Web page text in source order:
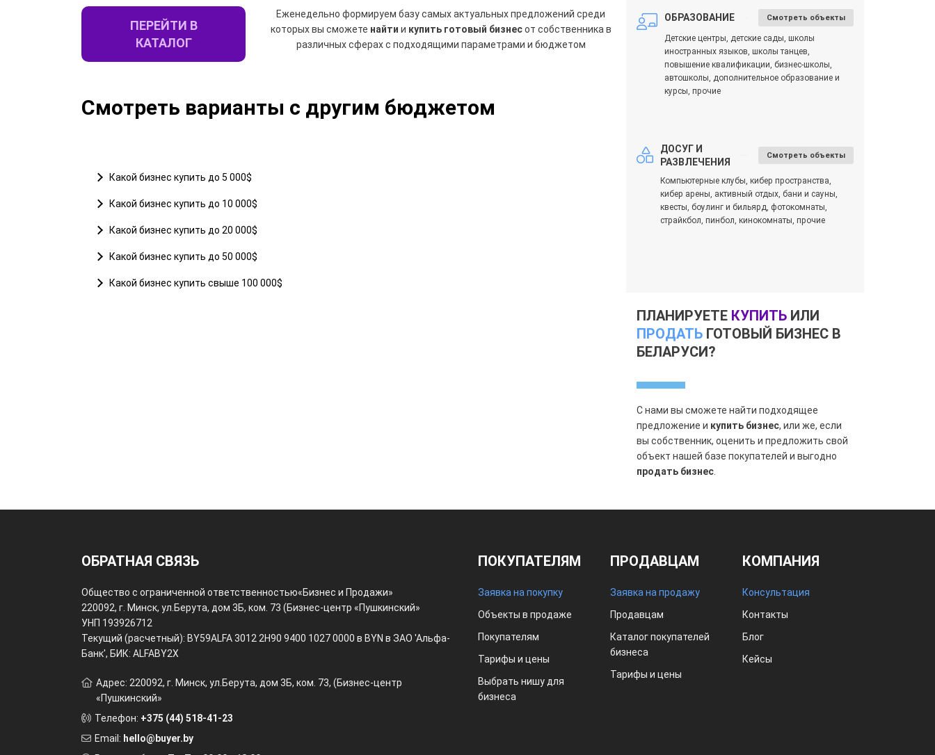
ОБРАЗОВАНИЕ Смотреть объекты
Детские центры, детские сады, школы
иностранных языков, школы танцев,
повышение квалификации, бизнес-школы,
автошколы, дополнительное образование и
курсы, прочие
ДОСУГ И
РАЗВЛЕЧЕНИЯ
Смотреть объекты
Компьютерные клубы, кибер пространства,
кибер арены, активный отдых, бани и сауны,
квесты, боулинг и бильярд, фотокомнаты,
страйкбол, пинбол, кинокомнаты, прочие
ПЛАНИРУЕТЕ КУПИТЬ ИЛИ
ПРОДАТЬ ГОТОВЫЙ БИЗНЕС В
БЕЛАРУСИ?
С нами вы сможете найти подходящее
предложение и купить бизнес, или же, если
вы собственник, оценить и предложить свой
объект нашей базе покупателей и выгодно
продать бизнес
ПЕРЕЙТИ В
КАТАЛОГ
Еженедельно формируем базу самых актуальных предложений среди
которых вы сможете найти и купить готовый бизнесот собственника в
различных сферах с подходящими параметрами и бюджетом
Смотреть варианты с другим бюджетом
Какой бизнес купить до 5 000$
Какой бизнес купить до 10 000$
Какой бизнес купить до 20 000$
Какой бизнес купить до 50 000$
Какой бизнес купить свыше 100 000$
ОБРАТНАЯ СВЯЗЬ
Общество с ограниченной ответственностью«Бизнес и Продажи»
220092, г. Минск, ул.Берута, дом 3Б, ком. 73 (Бизнес-центр «Пушкинский»
УНП 193926712
Текущий (расчетный): BY59ALFA 3012 2H90 9400 1027 0000 в BYN в ЗАО 'Альфа-
Банк', БИК: ALFABY2X
Адрес: 220092, г. Минск, ул.Берута, дом 3Б, ком. 73, (Бизнес-центр
«Пушкинский»
Телефон: +375 (44) 518-41-23
Email: hello@buyer.by
ПОКУПАТЕЛЯМ
Заявка на покупку
Объекты в продаже
Покупателям
Тарифы и цены
Выбрать нишу для
бизнеса
ПРОДАВЦАМ
Заявка на продажу
Продавцам
Каталог покупателей
бизнеса
Тарифы и цены
КОМПАНИЯ
Консультация
Контакты
Блог
Кейсы